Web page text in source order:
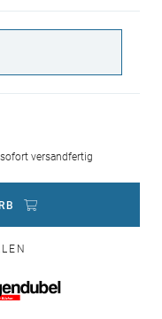
versandfertig